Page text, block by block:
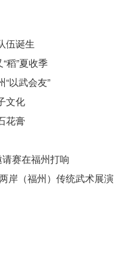
伍诞生
稻”夏收季
以武会友”
文化
花膏
赛在福州打响
岸（福州）传统武术展演